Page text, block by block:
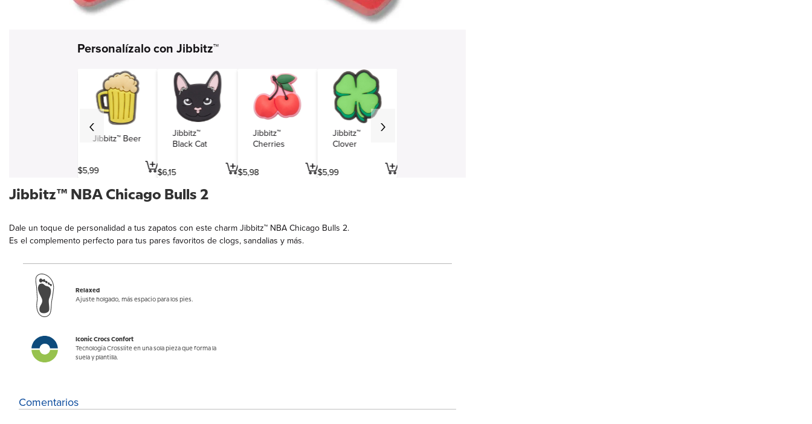
ProfesionesPersonalízalo con Jibbitz™
Jibbitz™ Beer
$5,99
Jibbitz™
Black Cat
$6,15
Jibbitz™
Cherries
$5,98
Jibbitz™
Clover
$5,99
Jibbitz™ NBA Chicago Bulls 2
Dale un toque de personalidad a tus zapatos con este charm Jibbitz™ NBA Chicago Bulls 2.
Es el complemento perfecto para tus pares favoritos de clogs, sandalias y más.
Relaxed
Ajuste holgado, más espacio para los pies.
Iconic Crocs Confort
Tecnología Crosslite en una sola pieza que forma la
suela y plantilla.
Comentarios